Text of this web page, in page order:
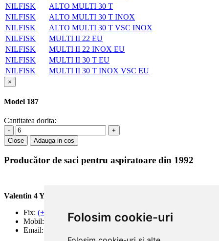
Folosim cookie-uri
NILFISK
ALTO MULTI 30 T
NILFISK
ALTO MULTI 30 T INOX
NILFISK
ALTO MULTI 30 T VSC INOX
NILFISK
MULTI II 22 EU
NILFISK
MULTI II 22 INOX EU
NILFISK
MULTI II 30 T EU
NILFISK
MULTI II 30 T INOX VSC EU
×
Model 187
Cantitatea dorita:
-
+
Close
Adauga in cos
Producător de saci pentru aspiratoare din 1992
Valentin 4 You Prod.
Fix: (+40) 21 668 60 69
Mobil:
(+40) 722 375 131
Email: